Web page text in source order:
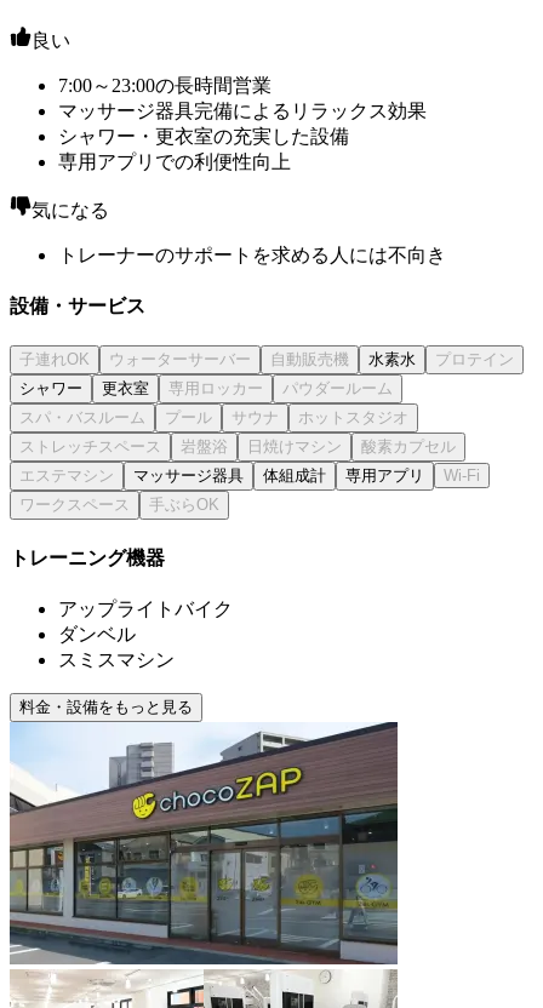
良い
7:00～23:00の長時間営業
マッサージ器具完備によるリラックス効果
シャワー・更衣室の充実した設備
専用アプリでの利便性向上
気になる
トレーナーのサポートを求める人には不向き
設備・サービス
水素水
シャワー
更衣室
マッサージ器具 体組成計 専用アプリ
トレーニング機器
アップライトバイク
ダンベル
スミスマシン
料金・設備をもっと見る